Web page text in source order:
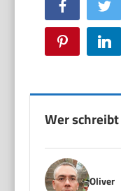
Facebook
Pinterest
Wer
Oliver